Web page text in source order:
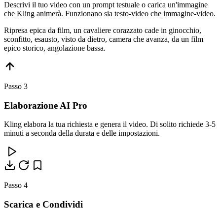
Descrivi il tuo video con un prompt testuale o carica un'immagine
che Kling animerà. Funzionano sia testo-video che immagine-video.
Ripresa epica da film, un cavaliere corazzato cade in ginocchio,
sconfitto, esausto, visto da dietro, camera che avanza, da un film
epico storico, angolazione bassa.
Passo 3
Elaborazione AI Pro
Kling elabora la tua richiesta e genera il video. Di solito richiede 3-5
minuti a seconda della durata e delle impostazioni.
Passo 4
Scarica e Condividi